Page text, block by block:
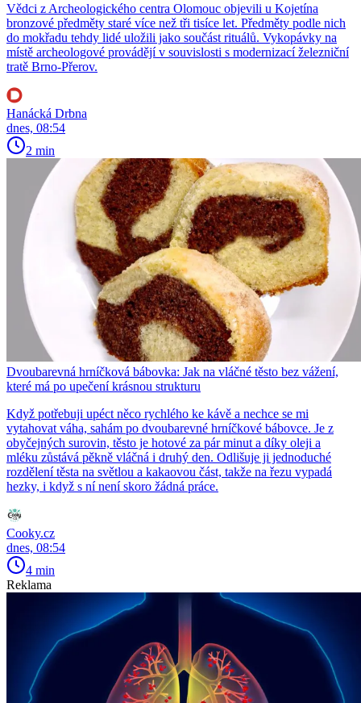
Vědci z Archeologického centra Olomouc objevili u Kojetína
bronzové předměty staré více než tři tisíce let. Předměty podle nich
do mokřadu tehdy lidé uložili jako součást rituálů. Vykopávky na
místě archeologové provádějí v souvislosti s modernizací železniční
tratě Brno-Přerov.
Hanácká Drbna
dnes, 08:54
2 min
Dvoubarevná hrníčková bábovka: Jak na vláčné těsto bez vážení,
které má po upečení krásnou strukturu
Když potřebuji upéct něco rychlého ke kávě a nechce se mi
vytahovat váha, sahám po dvoubarevné hrníčkové bábovce. Je z
obyčejných surovin, těsto je hotové za pár minut a díky oleji a
mléku zůstává pěkně vláčná i druhý den. Odlišuje ji jednoduché
rozdělení těsta na světlou a kakaovou část, takže na řezu vypadá
hezky, i když s ní není skoro žádná práce.
Cooky.cz
dnes, 08:54
4 min
Reklama